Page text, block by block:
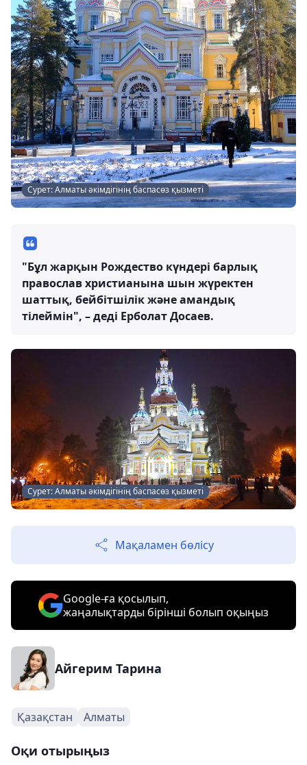
Сурет: Алматы әкімдігінің баспасөз қызметі
"Бұл жарқын Рождество күндері барлық
православ христианына шын жүректен
шаттық, бейбітшілік және амандық
тілеймін", – деді Ерболат Досаев.
Сурет: Алматы әкімдігінің баспасөз қызметі
Мақаламен бөлісу
Google-ға қосылып,
жаңалықтарды бірінші болып оқыңыз
Айгерим Тарина
Қазақстан Алматы
Оқи отырыңыз